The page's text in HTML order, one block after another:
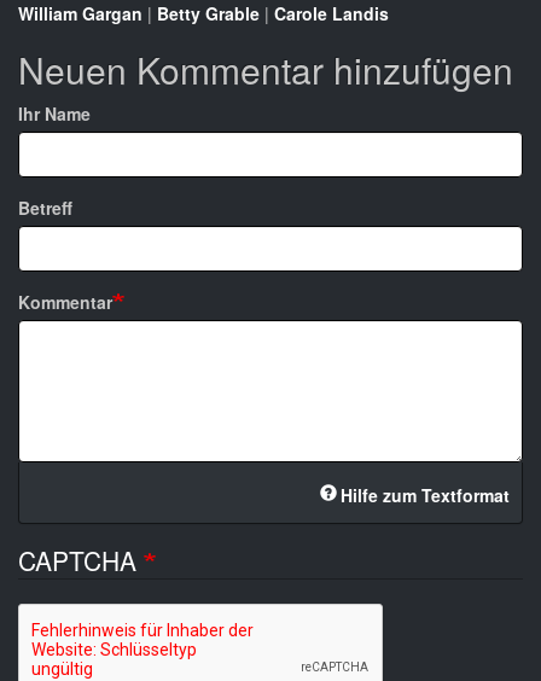
William Gargan | Betty Grable | Carole Landis
Neuen Kommentar hinzufügen
Ihr Name
Betreff
Kommentar
Hilfe zum Textformat
CAPTCHA